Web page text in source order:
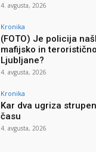
4. avgusta, 2026
Kronika
(FOTO) Je policija
mafijsko in
Ljubljane?
4. avgusta, 2026
Kronika
Kar dva ugriza
času
4. avgusta, 2026